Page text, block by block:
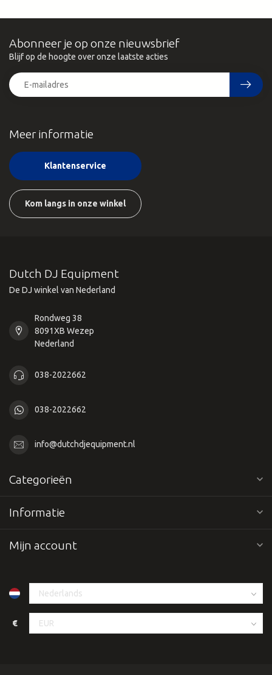
Meer informatie
Klantenservice
Kom langs in onze winkel
Abonneer je op onze nieuwsbrief
Blijf op de hoogte over onze laatste acties
Dutch DJ Equipment
De DJ winkel van Nederland
Rondweg 38
8091XB Wezep
Nederland
038-2022662
038-2022662
info@dutchdjequipment.nl
Categorieën
Informatie
Mijn account
€